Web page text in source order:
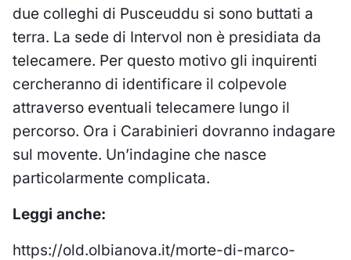
due colleghi di Pusceuddu si sono buttati a
terra. La sede di Intervol non è presidiata da
telecamere. Per questo motivo gli inquirenti
cercheranno di identificare il colpevole
attraverso eventuali telecamere lungo il
percorso. Ora i Carabinieri dovranno indagare
sul movente. Un’indagine che nasce
particolarmente complicata.
Leggi anche:
https://old.olbianova.it/morte-di-marco-